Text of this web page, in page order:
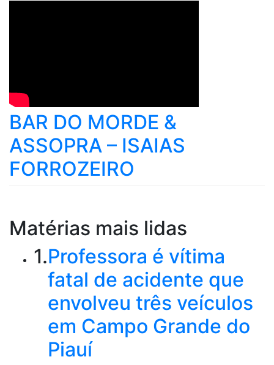
BAR DO MORDE &
ASSOPRA – ISAIAS
FORROZEIRO
Matérias mais lidas
1.Professora é vítima
fatal de acidente que
envolveu três veículos
em Campo Grande do
Piauí